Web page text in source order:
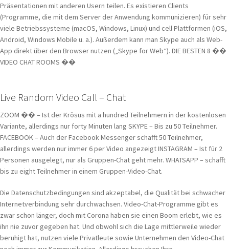
Präsentationen mit anderen Usern teilen. Es existieren Clients
(Programme, die mit dem Server der Anwendung kommunizieren) für sehr
viele Betriebssysteme (macOS, Windows, Linux) und cell Plattformen (iOS,
Android, Windows Mobile u. a.). Außerdem kann man Skype auch als Web-
App direkt über den Browser nutzen („Skype for Web“). DIE BESTEN 8 ��
VIDEO CHAT ROOMS ��
Live Random Video Call – Chat
ZOOM �� – Ist der Krösus mit a hundred Teilnehmern in der kostenlosen
Variante, allerdings nur forty Minuten lang SKYPE – Bis zu 50 Teilnehmer.
FACEBOOK – Auch der Facebook Messenger schafft 50 Teilnehmer,
allerdings werden nur immer 6 per Video angezeigt INSTAGRAM – Ist für 2
Personen ausgelegt, nur als Gruppen-Chat geht mehr. WHATSAPP – schafft
bis zu eight Teilnehmer in einem Gruppen-Video-Chat.
Die Datenschutzbedingungen sind akzeptabel, die Qualität bei schwacher
Internetverbindung sehr durchwachsen. Video-Chat-Programme gibt es
zwar schon länger, doch mit Corona haben sie einen Boom erlebt, wie es
ihn nie zuvor gegeben hat. Und obwohl sich die Lage mittlerweile wieder
beruhigt hat, nutzen viele Privatleute sowie Unternehmen den Video-Chat